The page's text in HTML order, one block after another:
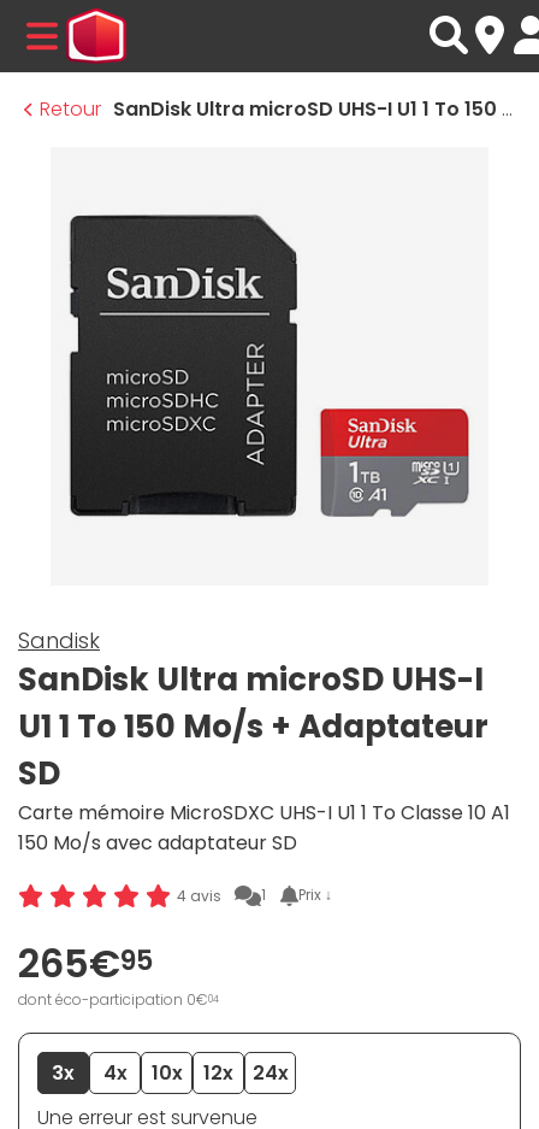
MENU
Retour
SanDisk Ultra microSD UHS-I U1 1 To 150 Mo/s + Adaptateur SD
Sandisk
SanDisk Ultra microSD UHS-I
U1 1 To 150 Mo/s + Adaptateur
SD
Carte mémoire MicroSDXC UHS-I U1 1 To Classe 10 A1
150 Mo/s avec adaptateur SD
4 avis 1 Prix ↓
265€95
dont éco-participation 0€04
3x 4x 10x 12x
24x
Une erreur est survenue